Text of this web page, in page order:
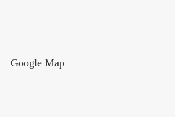
Google Map